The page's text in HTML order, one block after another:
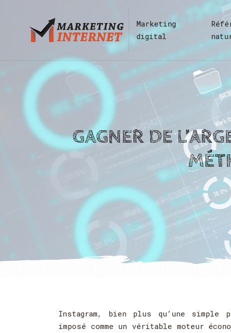
Marketing
digital
GAGNER DE
Instagram, bien plus qu’une simple
imposé comme un véritable moteur